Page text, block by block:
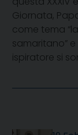
Giornata,
come tema
samaritano”
ispiratore si